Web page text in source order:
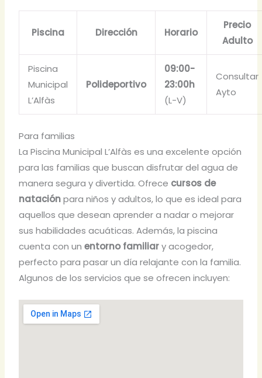
Piscina Dirección Horario
Precio
Adulto
Piscina
Municipal
L’Alfàs
Polideportivo
09:00-
23:00h
(L-V)
Consultar
Ayto
Para familias
La Piscina Municipal L’Alfàs es una excelente opción
para las familias que buscan disfrutar del agua de
manera segura y divertida. Ofrece cursos de
nataciónpara niños y adultos, lo que es ideal para
aquellos que desean aprender a nadar o mejorar
sus habilidades acuáticas. Además, la piscina
cuenta con unentorno familiary acogedor,
perfecto para pasar un día relajante con la familia.
Algunos de los servicios que se ofrecen incluyen: